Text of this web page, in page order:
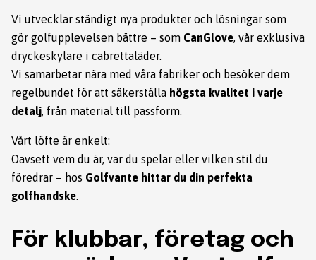
Vi utvecklar ständigt nya produkter och lösningar som
gör golfupplevelsen bättre – som CanGlove, vår exklusiva
dryckeskylare i cabrettaläder.
Vi samarbetar nära med våra fabriker och besöker dem
regelbundet för att säkerställa högsta kvalitet i varje
detalj, från material till passform.
Vårt löfte är enkelt:
Oavsett vem du är, var du spelar eller vilken stil du
föredrar – hos Golfvante hittar du din perfekta
golfhandske.
För klubbar, företag och